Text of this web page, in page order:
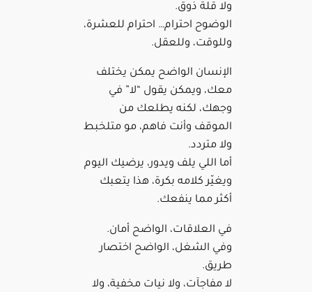
ولا قلة ذوق.
الوضوح احترام… احترام للعشرة،
وللوقت، وللعقل.
الإنسان الواضح يمكن يختلف
معك، ويمكن يقول “لا” في
وجهك، لكنه يطلعك من
الموقف وأنت فاهم، مو متلخبط
ولا متردد.
أما اللي يلف ويدور، يرضيك اليوم
ويغيّر كلامه بكرة، هذا يتعبك
أكثر مما ينفعك.
في العلاقات، الواضح أمان.
وفي الشغل، الواضح اختصار
طريق.
لا مفاجآت، ولا نيات مخفية، ولا